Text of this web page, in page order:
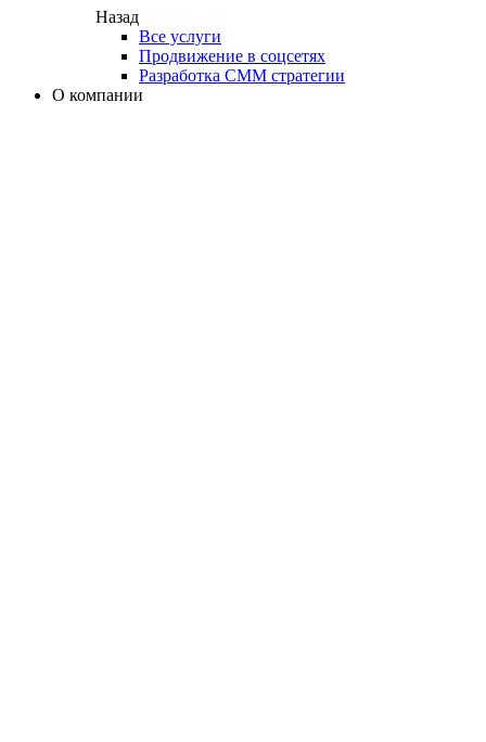
Назад
Все услуги
Продвижение в соцсетях
Разработка СММ стратегии
О компании